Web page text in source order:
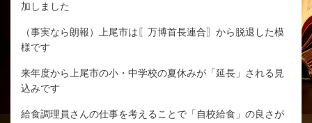
加しました
（事実なら朗報）上尾市は〖万博首長連合〗から脱退した模
様です
来年度から上尾市の小・中学校の夏休みが「延長」される見
込みです
給食調理員さんの仕事を考えることで「自校給食」の良さが